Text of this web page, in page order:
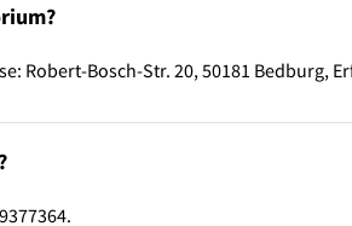
Robert-Bosch-Str. 20, 50181 Bedburg,